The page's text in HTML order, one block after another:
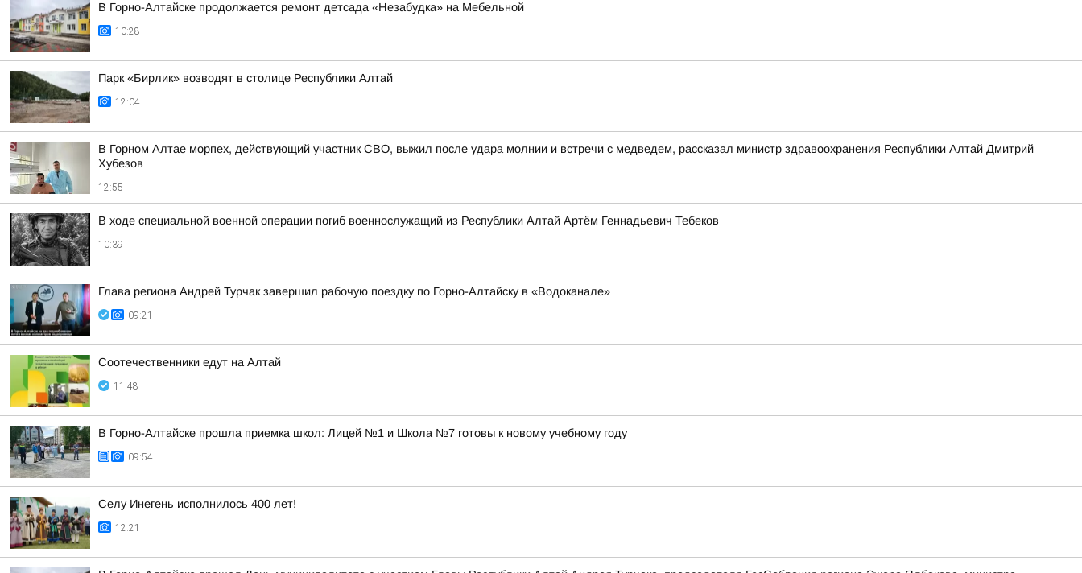
В Горно-Алтайске продолжается ремонт детсада «Незабудка» на Мебельной
10:28
Парк «Бирлик» возводят в столице Республики Алтай
12:04
В Горном Алтае морпех, действующий участник СВО, выжил после удара молнии и встречи с медведем, рассказал министр здравоохранения Республики Алтай Дмитрий
Хубезов
12:55
В ходе специальной военной операции погиб военнослужащий из Республики Алтай Артём Геннадьевич Тебеков
10:39
Глава региона Андрей Турчак завершил рабочую поездку по Горно-Алтайску в «Водоканале»
09:21
Соотечественники едут на Алтай
11:48
В Горно-Алтайске прошла приемка школ: Лицей №1 и Школа №7 готовы к новому учебному году
09:54
Селу Инегень исполнилось 400 лет!
12:21